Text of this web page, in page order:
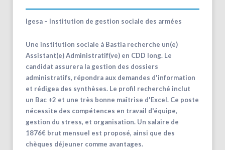
Igesa – Institution de gestion sociale des armées
Une institution sociale à Bastia recherche un(e)
Assistant(e) Administratif(ve) en CDD long. Le
candidat assurera la gestion des dossiers
administratifs, répondra aux demandes d'information
et rédigea des synthèses. Le profil recherché inclut
un Bac +2 et une très bonne maîtrise d'Excel. Ce poste
nécessite des compétences en travail d'équipe,
gestion du stress, et organisation. Un salaire de
1876€ brut mensuel est proposé, ainsi que des
chèques déjeuner comme avantages.